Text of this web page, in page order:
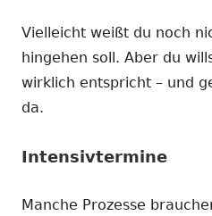
Vielleicht weißt du noch
hingehen soll. Aber du
wirklich entspricht – und
da.
Intensivtermine
Manche Prozesse